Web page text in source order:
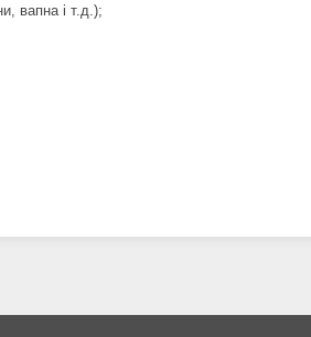
вапна і т.д.);